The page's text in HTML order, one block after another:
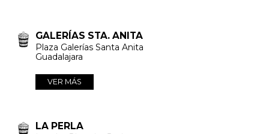
GALERÍAS STA. ANITA
Plaza Galerías Santa Anita
Guadalajara
VER MÁS
LA PERLA